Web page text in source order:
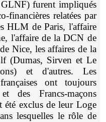
furent impliqués
financières relatées par
HLM de Paris, l'affaire
l'affaire de la DCN de
Nice, les affaires de la
(Dumas, Sirven et Le
et d'autres. Les
ont toujours
des Francs-maçons
été exclus de leur Loge
lesquelles le rôle de